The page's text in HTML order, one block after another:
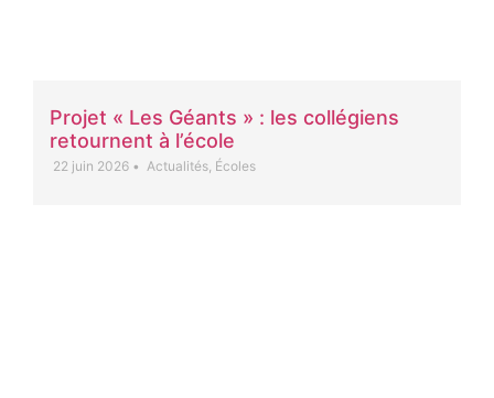
Projet « Les Géants » : les collégiens
retournent à l’école
22 juin 2026 • Actualités, Écoles